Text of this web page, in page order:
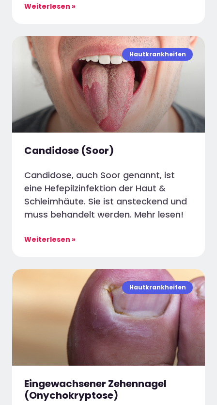
Weiterlesen »
Hautkrankheiten
Candidose (Soor)
Candidose, auch Soor genannt, ist
eine Hefepilzinfektion der Haut &
Schleimhäute. Sie ist ansteckend und
muss behandelt werden. Mehr lesen!
Weiterlesen »
Hautkrankheiten
Eingewachsener Zehennagel
(Onychokryptose)